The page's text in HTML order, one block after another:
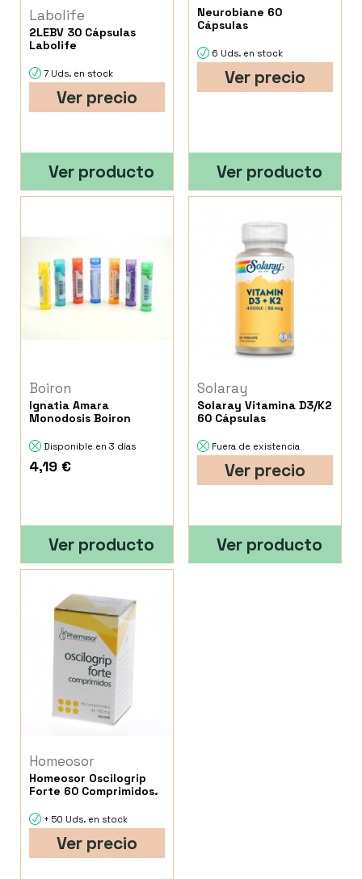
Labolife
2LEBV 30 Cápsulas
Labolife
7 Uds. en stock
Ver precio
Ver producto
Neurobiane 60
Cápsulas
6 Uds. en stock
Ver precio
Ver producto
Boiron
Ignatia Amara
Monodosis Boiron
Disponible en 3 días
4,19 €
Ver producto
Solaray
Solaray Vitamina D3/K2
60 Cápsulas
Fuera de existencia
Ver precio
Ver producto
Homeosor
Homeosor Oscilogrip
Forte 60 Comprimidos.
+ 50 Uds. en stock
Ver precio